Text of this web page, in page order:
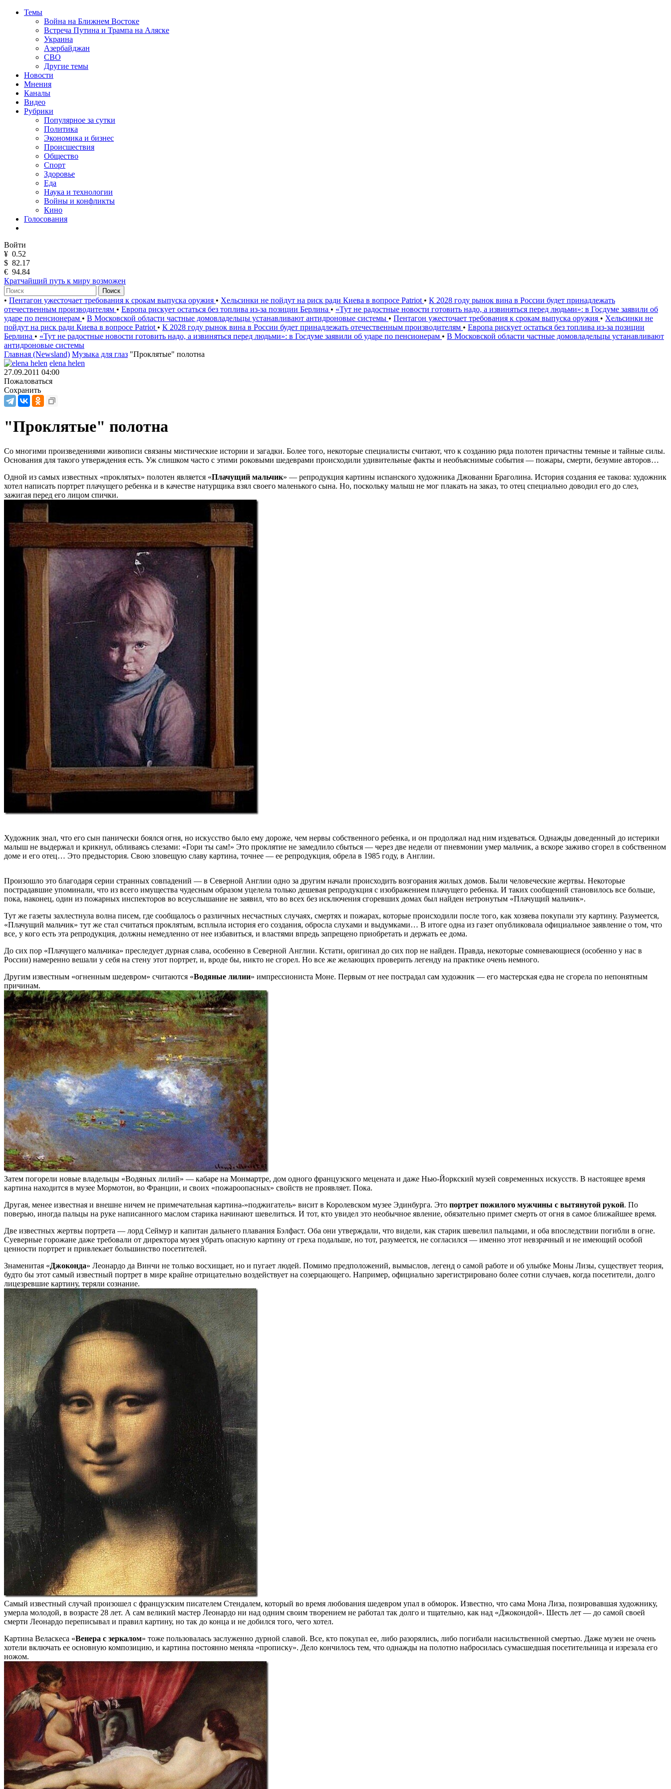
Темы
Война на Ближнем Востоке
Встреча Путина и Трампа на Аляске
Украина
Азербайджан
СВО
Другие темы
Новости
Мнения
Каналы
Видео
Рубрики
Популярное за сутки
Политика
Экономика и бизнес
Происшествия
Общество
Спорт
Здоровье
Еда
Наука и технологии
Войны и конфликты
Кино
Голосования
Войти
¥ 0.52
$ 82.17
€ 94.84
Кратчайший путь к миру возможен
Поиск
• Пентагон ужесточает требования к срокам выпуска оружия • Хельсинки не пойдут на риск ради Киева в вопросе Patriot • К 2028 году рынок вина в России будет принадлежать
отечественным производителям • Европа рискует остаться без топлива из-за позиции Берлина • «Тут не радостные новости готовить надо, а извиняться перед людьми»: в Госдуме заявили об
ударе по пенсионерам • В Московской области частные домовладельцы устанавливают антидроновые системы • Пентагон ужесточает требования к срокам выпуска оружия • Хельсинки не
пойдут на риск ради Киева в вопросе Patriot • К 2028 году рынок вина в России будет принадлежать отечественным производителям • Европа рискует остаться без топлива из-за позиции
Берлина • «Тут не радостные новости готовить надо, а извиняться перед людьми»: в Госдуме заявили об ударе по пенсионерам • В Московской области частные домовладельцы устанавливают
антидроновые системы
Главная (Newsland) Музыка для глаз "Проклятые" полотна
elena helen
27.09.2011 04:00
Пожаловаться
Сохранить
"Проклятые" полотна
Со многими произведениями живописи связаны мистические истории и загадки. Более того, некоторые специалисты считают, что к созданию ряда полотен причастны темные и тайные силы.
Основания для такого утверждения есть. Уж слишком часто с этими роковыми шедеврами происходили удивительные факты и необъяснимые события — пожары, смерти, безумие авторов…
Одной из самых известных «проклятых» полотен является «Плачущий мальчик» — репродукция картины испанского художника Джованни Браголина. История создания ее такова: художник
хотел написать портрет плачущего ребенка и в качестве натурщика взял своего маленького сына. Но, поскольку малыш не мог плакать на заказ, то отец специально доводил его до слез,
зажигая перед его лицом спички.
Художник знал, что его сын панически боялся огня, но искусство было ему дороже, чем нервы собственного ребенка, и он продолжал над ним издеваться. Однажды доведенный до истерики
малыш не выдержал и крикнул, обливаясь слезами: «Гори ты сам!» Это проклятие не замедлило сбыться — через две недели от пневмонии умер мальчик, а вскоре заживо сгорел в собственном
доме и его отец… Это предыстория. Свою зловещую славу картина, точнее — ее репродукция, обрела в 1985 году, в Англии.
Произошло это благодаря серии странных совпадений — в Северной Англии одно за другим начали происходить возгорания жилых домов. Были человеческие жертвы. Некоторые
пострадавшие упоминали, что из всего имущества чудесным образом уцелела только дешевая репродукция с изображением плачущего ребенка. И таких сообщений становилось все больше,
пока, наконец, один из пожарных инспекторов во всеуслышание не заявил, что во всех без исключения сгоревших домах был найден нетронутым «Плачущий мальчик».
Тут же газеты захлестнула волна писем, где сообщалось о различных несчастных случаях, смертях и пожарах, которые происходили после того, как хозяева покупали эту картину. Разумеется,
«Плачущий мальчик» тут же стал считаться проклятым, всплыла история его создания, обросла слухами и выдумками… В итоге одна из газет опубликовала официальное заявление о том, что
все, у кого есть эта репродукция, должны немедленно от нее избавиться, и властями впредь запрещено приобретать и держать ее дома.
До сих пор «Плачущего мальчика» преследует дурная слава, особенно в Северной Англии. Кстати, оригинал до сих пор не найден. Правда, некоторые сомневающиеся (особенно у нас в
России) намеренно вешали у себя на стену этот портрет, и, вроде бы, никто не сгорел. Но все же желающих проверить легенду на практике очень немного.
Другим известным «огненным шедевром» считаются «Водяные лилии» импрессиониста Моне. Первым от нее пострадал сам художник — его мастерская едва не сгорела по непонятным
причинам.
Затем погорели новые владельцы «Водяных лилий» — кабаре на Монмартре, дом одного французского мецената и даже Нью-Йоркский музей современных искусств. В настоящее время
картина находится в музее Мормотон, во Франции, и своих «пожароопасных» свойств не проявляет. Пока.
Другая, менее известная и внешне ничем не примечательная картина-»поджигатель» висит в Королевском музее Эдинбурга. Это портрет пожилого мужчины с вытянутой рукой. По
поверью, иногда пальцы на руке написанного маслом старика начинают шевелиться. И тот, кто увидел это необычное явление, обязательно примет смерть от огня в самое ближайшее время.
Две известных жертвы портрета — лорд Сеймур и капитан дальнего плавания Бэлфаст. Оба они утверждали, что видели, как старик шевелил пальцами, и оба впоследствии погибли в огне.
Суеверные горожане даже требовали от директора музея убрать опасную картину от греха подальше, но тот, разумеется, не согласился — именно этот невзрачный и не имеющий особой
ценности портрет и привлекает большинство посетителей.
Знаменитая «Джоконда» Леонардо да Винчи не только восхищает, но и пугает людей. Помимо предположений, вымыслов, легенд о самой работе и об улыбке Моны Лизы, существует теория,
будто бы этот самый известный портрет в мире крайне отрицательно воздействует на созерцающего. Например, официально зарегистрировано более сотни случаев, когда посетители, долго
лицезревшие картину, теряли сознание.
Самый известный случай произошел с французским писателем Стендалем, который во время любования шедевром упал в обморок. Известно, что сама Мона Лиза, позировавшая художнику,
умерла молодой, в возрасте 28 лет. А сам великий мастер Леонардо ни над одним своим творением не работал так долго и тщательно, как над «Джокондой». Шесть лет — до самой своей
смерти Леонардо переписывал и правил картину, но так до конца и не добился того, чего хотел.
Картина Веласкеса «Венера с зеркалом» тоже пользовалась заслуженно дурной славой. Все, кто покупал ее, либо разорялись, либо погибали насильственной смертью. Даже музеи не очень
хотели включать ее основную композицию, и картина постоянно меняла «прописку». Дело кончилось тем, что однажды на полотно набросилась сумасшедшая посетительница и изрезала его
ножом.